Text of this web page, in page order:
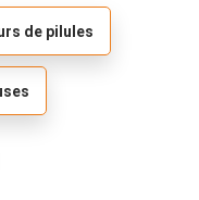
de pilules